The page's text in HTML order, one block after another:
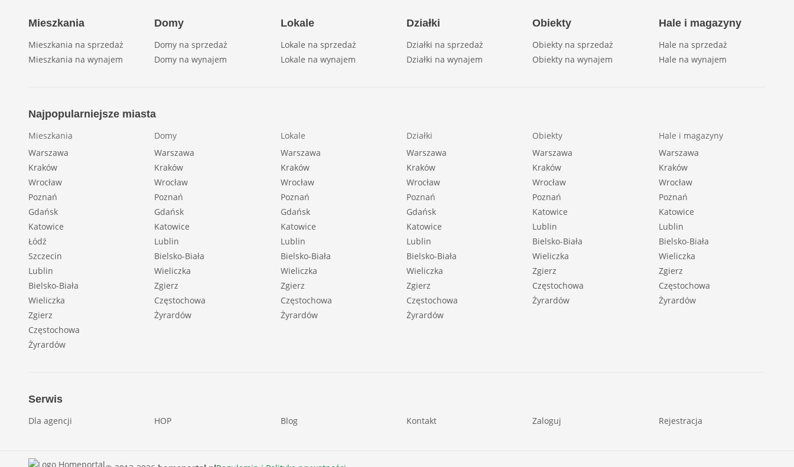
Mieszkania
Mieszkania na sprzedaż
Mieszkania na wynajem
Domy
Domy na sprzedaż
Domy na wynajem
Lokale
Lokale na sprzedaż
Lokale na wynajem
Działki
Działki na sprzedaż
Działki na wynajem
Obiekty
Obiekty na sprzedaż
Obiekty na wynajem
Hale i magazyny
Hale na sprzedaż
Hale na wynajem
Najpopularniejsze miasta
Mieszkania
Warszawa
Kraków
Wrocław
Poznań
Gdańsk
Katowice
Łódź
Szczecin
Lublin
Bielsko-Biała
Wieliczka
Zgierz
Częstochowa
Żyrardów
Domy
Warszawa
Kraków
Wrocław
Poznań
Gdańsk
Katowice
Lublin
Bielsko-Biała
Wieliczka
Zgierz
Częstochowa
Żyrardów
Lokale
Warszawa
Kraków
Wrocław
Poznań
Gdańsk
Katowice
Lublin
Bielsko-Biała
Wieliczka
Zgierz
Częstochowa
Żyrardów
Działki
Warszawa
Kraków
Wrocław
Poznań
Gdańsk
Katowice
Lublin
Bielsko-Biała
Wieliczka
Zgierz
Częstochowa
Żyrardów
Obiekty
Warszawa
Kraków
Wrocław
Poznań
Katowice
Lublin
Bielsko-Biała
Wieliczka
Zgierz
Częstochowa
Żyrardów
Hale i magazyny
Warszawa
Kraków
Wrocław
Poznań
Katowice
Lublin
Bielsko-Biała
Wieliczka
Zgierz
Częstochowa
Żyrardów
Serwis
Dla agencji HOP Blog Kontakt Zaloguj Rejestracja